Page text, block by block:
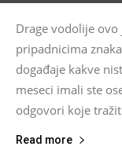
Drage vodolije ovo
pripadnicima
događaje kakve
meseci imali ste
odgovori koje
Read more